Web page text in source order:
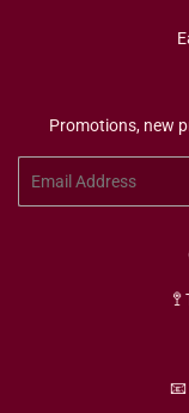
Promotions, new